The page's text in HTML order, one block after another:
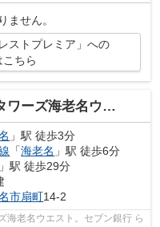
ません。
ストプレミア」への
ちら
ズ海老名ウエスト
」駅 徒歩3分
「海老名 」駅 徒歩6分
」駅 徒歩29分
市扇町14-2
海老名ウエスト。セブン銀行 ら